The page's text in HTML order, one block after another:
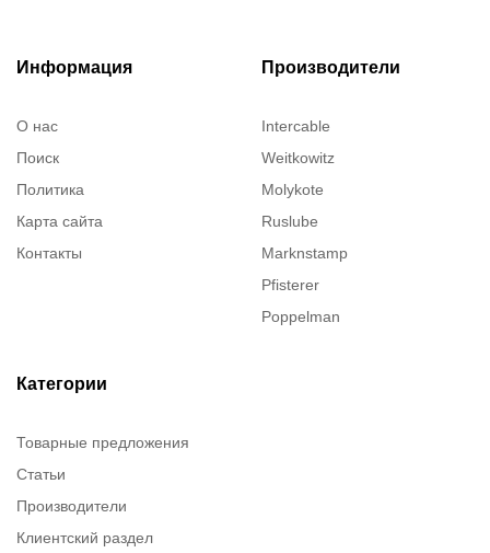
Информация
О нас
Поиск
Политика
Карта сайта
Контакты
Производители
Intercable
Weitkowitz
Molykote
Ruslube
Marknstamp
Pfisterer
Poppelman
Категории
Товарные предложения
Статьи
Производители
Клиентский раздел